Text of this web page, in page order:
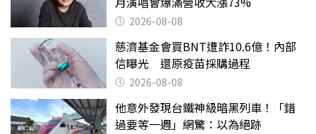
2026-08-08
慈濟基金會買BNT遭詐10.6億！內部
信曝光 還原疫苗採購過程
2026-08-08
他意外發現台鐵神級暗黑列車！「錯
過要等一週」網驚：以為絕跡